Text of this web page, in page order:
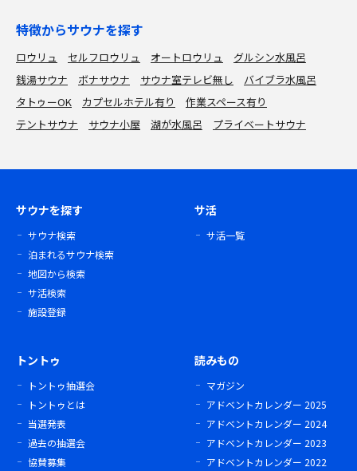
特徴からサウナを探す
ロウリュ セルフロウリュ オートロウリュ
グルシン水風呂
銭湯サウナ
ボナサウナ サウナ室テレビ無し
バイブラ水風呂
タトゥーOK
カプセルホテル有り
作業スペース有り
テントサウナ
サウナ小屋 湖が水風呂 プライベートサウナ
サウナを探す
サウナ検索
泊まれるサウナ検索
地図から検索
サ活検索
施設登録
サ活
サ活一覧
トントゥ
トントゥ抽選会
トントゥとは
当選発表
過去の抽選会
協賛募集
読みもの
マガジン
アドベントカレンダー 2025
アドベントカレンダー 2024
アドベントカレンダー 2023
アドベントカレンダー 2022